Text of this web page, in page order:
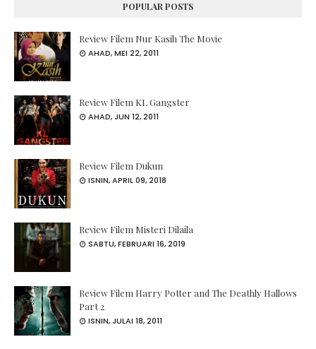
POPULAR POSTS
Review Filem Nur Kasih The Movie
AHAD, MEI 22, 2011
Review Filem KL Gangster
AHAD, JUN 12, 2011
Review Filem Dukun
ISNIN, APRIL 09, 2018
Review Filem Misteri Dilaila
SABTU, FEBRUARI 16, 2019
Review Filem Harry Potter and The Deathly Hallows
Part 2
ISNIN, JULAI 18, 2011